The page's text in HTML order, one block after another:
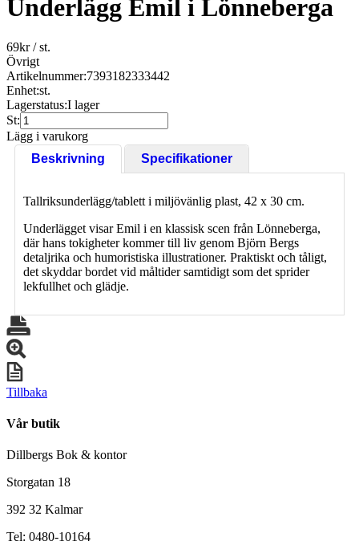
Underlägg Emil i Lönneberga
69kr/ st.
Övrigt
Artikelnummer:7393182333442
Enhet:st.
Lagerstatus:I lager
St:
Lägg i varukorg
Beskrivning
Specifikationer
Tallriksunderlägg/tablett i miljövänlig plast, 42 x 30 cm.
Underlägget visar Emil i en klassisk scen från Lönneberga,
där hans tokigheter kommer till liv genom Björn Bergs
detaljrika och humoristiska illustrationer. Praktiskt och tåligt,
det skyddar bordet vid måltider samtidigt som det sprider
lekfullhet och glädje.
Tillbaka
Vår butik
Dillbergs Bok & kontor
Storgatan 18
392 32 Kalmar
Tel: 0480-10164